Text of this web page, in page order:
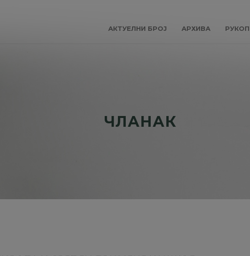
АКТУЕЛНИ БРОЈ АРХИВА
ЧЛАНАК